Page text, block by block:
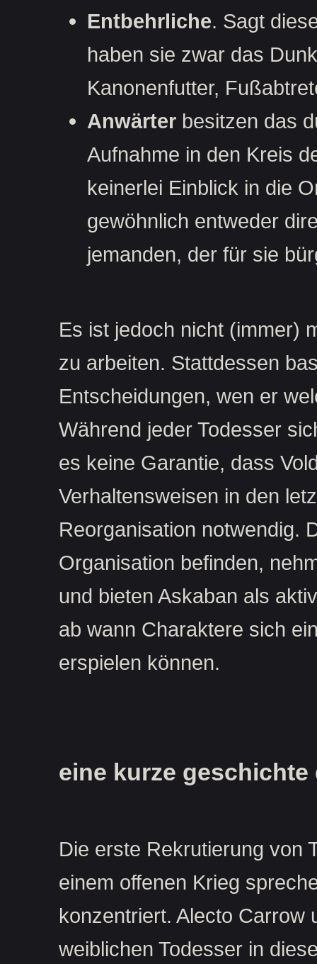
Entbehrliche. Sagt
haben sie zwar das
Kanonenfutter,
Anwärter besitzen das
Aufnahme in den Kreis
keinerlei Einblick in die
gewöhnlich entweder
jemanden, der für sie
Es ist jedoch nicht (immer)
zu arbeiten. Stattdessen
Entscheidungen, wen er
Während jeder Todesser
es keine Garantie, dass
Verhaltensweisen in den
Reorganisation notwendig.
Organisation befinden,
und bieten Askaban als
ab wann Charaktere sich
erspielen können.
eine kurze
Die erste Rekrutierung von
einem offenen Krieg
konzentriert. Alecto Carrow
weiblichen Todesser in